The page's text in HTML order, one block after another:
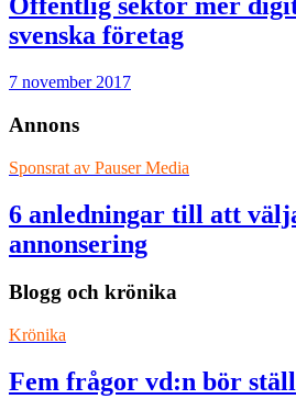
Offentlig sektor mer
svenska företag
7 november 2017
Annons
Sponsrat av Pauser Media
6 anledningar till att
annonsering
Blogg och krönika
Krönika
Fem frågor vd:n bör